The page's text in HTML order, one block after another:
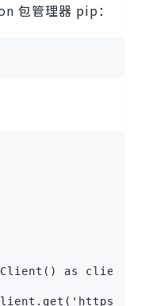
包管理器 pip：
as client: